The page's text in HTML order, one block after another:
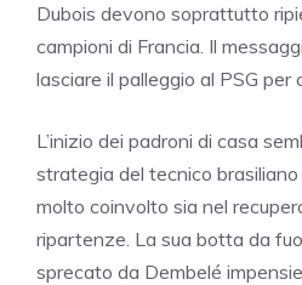
Dubois devono soprattutto
campioni di Francia. Il
lasciare il palleggio al PSG per
L’inizio dei padroni di casa
strategia del tecnico
molto coinvolto sia nel
ripartenze. La sua botta da
sprecato da Dembelé